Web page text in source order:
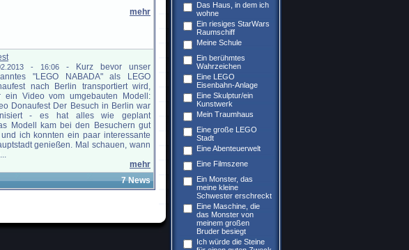
mehr
- 16:06 -
Kurz bevor unser
"LEGO NABADA" als LEGO
nach Berlin transportiert wird,
ein Video vom umgebauten Modell:
Donaufest Der Besuch in Berlin war
- es hat alles wie geplant
Modell kam bei den Besuchern gut
ich konnten ein paar interessante
genießen. Mal schauen, wann
mehr
7 News
Das Haus, in dem ich
wohne
Ein riesiges StarWars
Raumschiff
Meine Schule
Ein berühmtes
Wahrzeichen
Eine LEGO
Eisenbahn-Anlage
Eine Skulptur/ein
Kunstwerk
Mein Traumhaus
Eine große LEGO
Stadt
Eine Abenteuerwelt
Eine Filmszene
Ein Monster, das
meine kleine
Schwester erschreckt
Eine Maschine, die
das Monster von
meinem großen
Bruder besiegt
Ich würde die Steine